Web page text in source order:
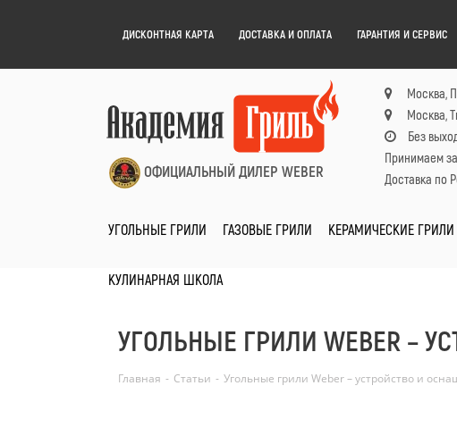
ДИСКОНТНАЯ КАРТА ДОСТАВКА И ОПЛАТА ГАРАНТИЯ И СЕРВИС
ОФИЦИАЛЬНЫЙ ДИЛЕР WEBER
Москва,
Москва,
Без
Принимаем
Доставка по
УГОЛЬНЫЕ ГРИЛИ ГАЗОВЫЕ ГРИЛИ КЕРАМИЧЕСКИЕ ГРИЛИ
КУЛИНАРНАЯ ШКОЛА
УГОЛЬНЫЕ ГРИЛИ WEBER –
Главная - Статьи - Угольные грили Weber – устройство и